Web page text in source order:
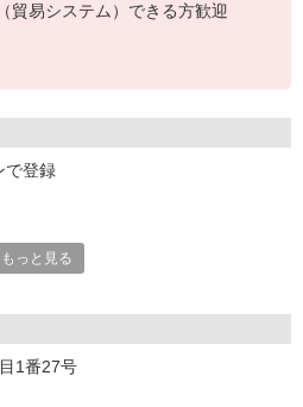
貿易システム）できる方歓迎
で登録
ばその他のお仕事もご紹介
もっと見る
1番27号